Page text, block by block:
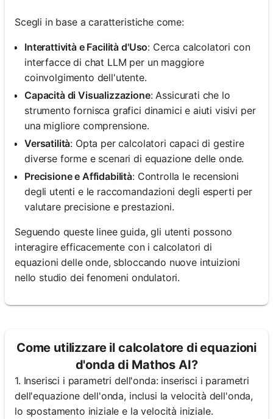
Scegli in base a caratteristiche come:
Interattività e Facilità d'Uso: Cerca calcolatori con
interfacce di chat LLM per un maggiore
coinvolgimento dell'utente.
Capacità di Visualizzazione: Assicurati che lo
strumento fornisca grafici dinamici e aiuti visivi per
una migliore comprensione.
Versatilità: Opta per calcolatori capaci di gestire
diverse forme e scenari di equazione delle onde.
Precisione e Affidabilità: Controlla le recensioni
degli utenti e le raccomandazioni degli esperti per
valutare precisione e prestazioni.
Seguendo queste linee guida, gli utenti possono
interagire efficacemente con i calcolatori di
equazioni delle onde, sbloccando nuove intuizioni
nello studio dei fenomeni ondulatori.
Come utilizzare il calcolatore di equazioni
d'onda di Mathos AI?
1. Inserisci i parametri dell'onda: inserisci i parametri
dell'equazione dell'onda, inclusi la velocità dell'onda,
lo spostamento iniziale e la velocità iniziale.